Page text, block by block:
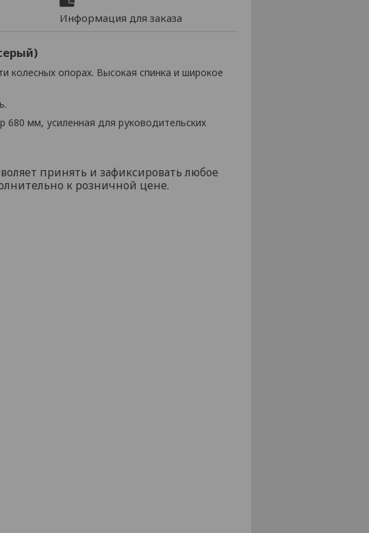
Информация для заказа
колесных опорах. Высокая спинка и широкое
680 мм, усиленная для руководительских
принять и зафиксировать любое
к розничной цене.